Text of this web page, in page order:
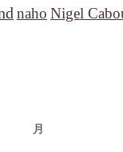
naho Nigel
月